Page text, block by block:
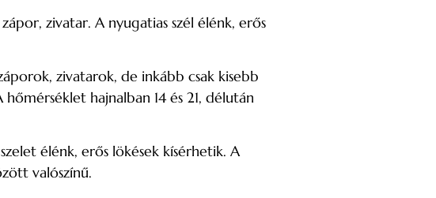
zivatar. A nyugatias szél élénk, erős
zivatarok, de inkább csak kisebb
hajnalban 14 és 21, délután
élénk, erős lökések kísérhetik. A
valószínű.